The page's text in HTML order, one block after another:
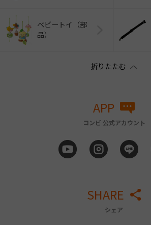
ベビートイ（部
品）
APP
コンビ 公式アカウント
SHARE
シェア